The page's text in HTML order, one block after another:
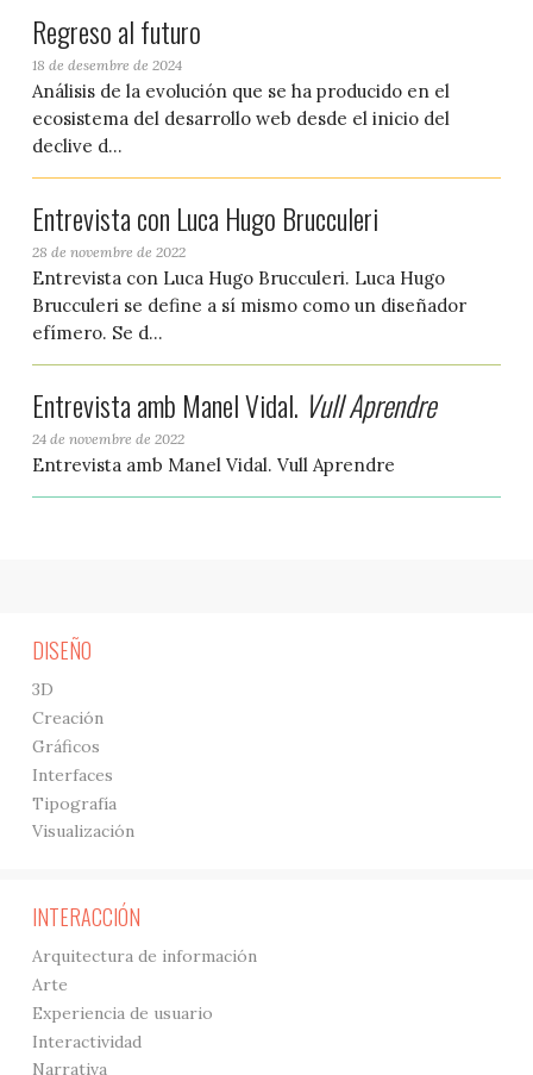
Regreso al futuro
18 de desembre de 2024
Análisis de la evolución que se ha producido en el
ecosistema del desarrollo web desde el inicio del
declive d...
Entrevista con Luca Hugo Brucculeri
28 de novembre de 2022
Entrevista con Luca Hugo Brucculeri. Luca Hugo
Brucculeri se define a sí mismo como un diseñador
efímero. Se d...
Entrevista amb Manel Vidal. Vull Aprendre
24 de novembre de 2022
Entrevista amb Manel Vidal. Vull Aprendre
DISEÑO
3D
Creación
Gráficos
Interfaces
Tipografía
Visualización
INTERACCIÓN
Arquitectura de información
Arte
Experiencia de usuario
Interactividad
Narrativa